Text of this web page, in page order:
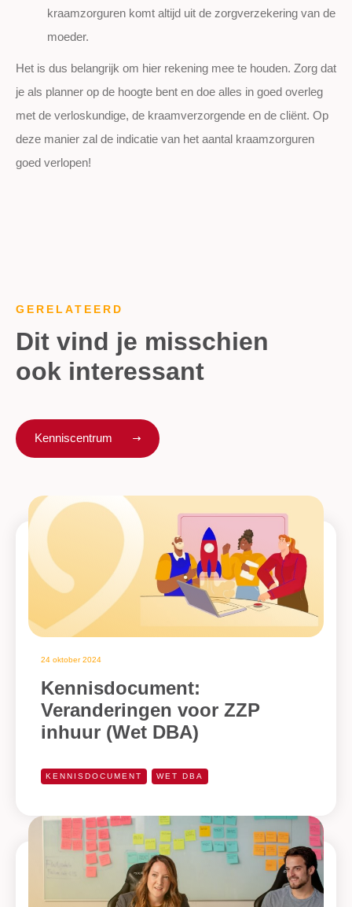
kraamzorguren komt altijd uit de zorgverzekering van de
moeder.
Het is dus belangrijk om hier rekening mee te houden. Zorg dat
je als planner op de hoogte bent en doe alles in goed overleg
met de verloskundige, de kraamverzorgende en de cliënt. Op
deze manier zal de indicatie van het aantal kraamzorguren
goed verlopen!
GERELATEERD
Dit vind je misschien
ook interessant
Kenniscentrum
24 oktober 2024
Kennisdocument:
Veranderingen voor ZZP
inhuur (Wet DBA)
KENNISDOCUMENT WET DBA